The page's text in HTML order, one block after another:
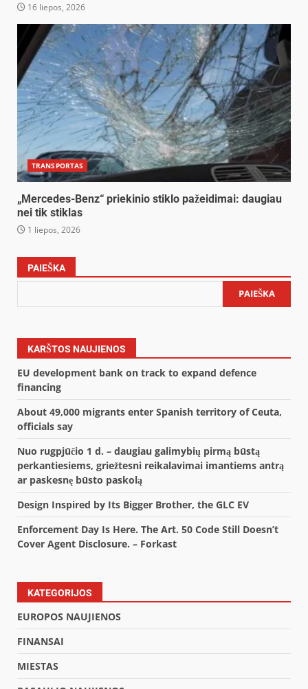
16 liepos, 2026
TRANSPORTAS
„Mercedes-Benz“ priekinio stiklo pažeidimai: daugiau
nei tik stiklas
1 liepos, 2026
PAIEŠKA
PAIEŠKA
KARŠTOS NAUJIENOS
EU development bank on track to expand defence
financing
About 49,000 migrants enter Spanish territory of Ceuta,
officials say
Nuo rugpjūčio 1 d. – daugiau galimybių pirmą būstą
perkantiesiems, griežtesni reikalavimai imantiems antrą
ar paskesnę būsto paskolą
Design Inspired by Its Bigger Brother, the GLC EV
Enforcement Day Is Here. The Art. 50 Code Still Doesn’t
Cover Agent Disclosure. – Forkast
KATEGORIJOS
EUROPOS NAUJIENOS
FINANSAI
MIESTAS